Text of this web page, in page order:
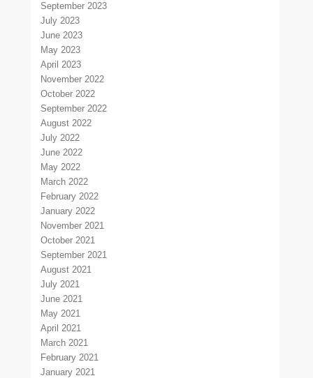
September 2023
July 2023
June 2023
May 2023
April 2023
November 2022
October 2022
September 2022
August 2022
July 2022
June 2022
May 2022
March 2022
February 2022
January 2022
November 2021
October 2021
September 2021
August 2021
July 2021
June 2021
May 2021
April 2021
March 2021
February 2021
January 2021